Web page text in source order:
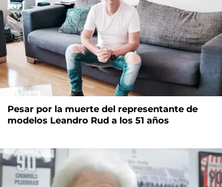
Pesar por la muerte del representante de
modelos Leandro Rud a los 51 años